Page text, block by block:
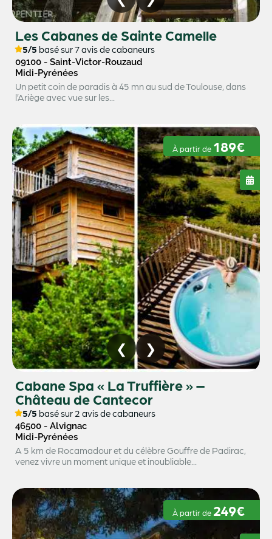
Les Cabanes de Sainte Camelle
5/5 basé sur 7 avis de cabaneurs
09100 - Saint-Victor-Rouzaud
Midi-Pyrénées
Un petit coin de paradis à 45 mn au sud de Toulouse, dans
l’Ariège avec vue sur les...
À partir de 189€
Cabane Spa « La Truffière » –
Château de Cantecor
5/5 basé sur 2 avis de cabaneurs
46500 - Alvignac
Midi-Pyrénées
A 5 km de Rocamadour et du célèbre Gouffre de Padirac,
venez vivre un moment unique et inoubliable...
À partir de 249€